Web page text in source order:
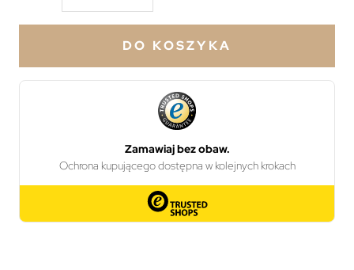
DO KOSZYKA